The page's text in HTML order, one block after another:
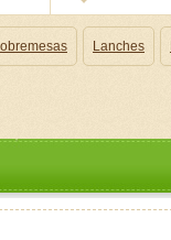
Lanches